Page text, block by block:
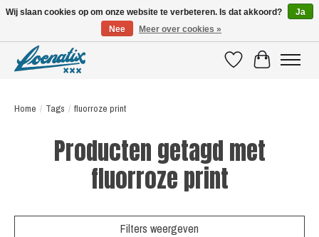
VerlanglijstWinkelwagen
Home / Tags / fluorroze print
Producten getagd met
fluorroze print
Filters weergeven
Wij slaan cookies op om onze website te verbeteren. Is dat akkoord?
Ja
Nee
Meer over cookies »